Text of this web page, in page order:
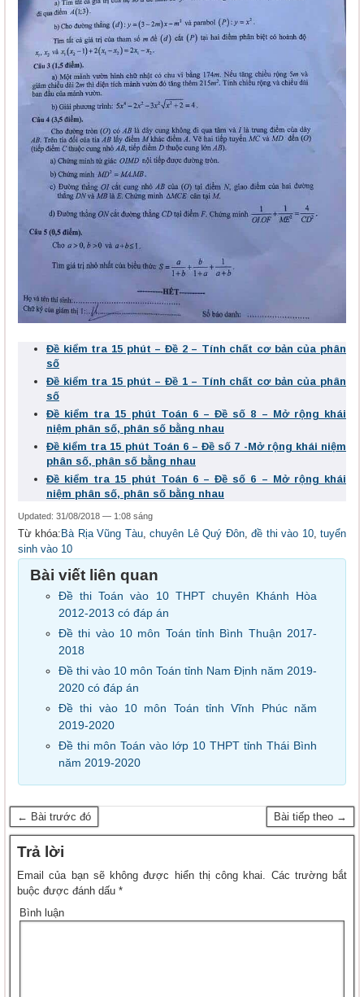
Đề kiểm tra 15 phút – Đề 2 – Tính chất cơ bản của phân
số
Đề kiểm tra 15 phút – Đề 1 – Tính chất cơ bản của phân
số
Đề kiểm tra 15 phút Toán 6 – Đề số 8 – Mở rộng khái
niệm phân số, phân số bằng nhau
Đề kiểm tra 15 phút Toán 6 – Đề số 7 -Mở rộng khái niệm
phân số, phân số bằng nhau
Đề kiểm tra 15 phút Toán 6 – Đề số 6 – Mở rộng khái
niệm phân số, phân số bằng nhau
Updated: 31/08/2018 — 1:08 sáng
Từ khóa: Bà Rịa Vũng Tàu,chuyên Lê Quý Đôn,đề thi vào 10,tuyển
sinh vào 10
Bài viết liên quan
Đề thi Toán vào 10 THPT chuyên Khánh Hòa
2012-2013 có đáp án
Đề thi vào 10 môn Toán tỉnh Bình Thuận 2017-
2018
Đề thi vào 10 môn Toán tỉnh Nam Định năm 2019-
2020 có đáp án
Đề thi vào 10 môn Toán tỉnh Vĩnh Phúc năm
2019-2020
Đề thi môn Toán vào lớp 10 THPT tỉnh Thái Bình
năm 2019-2020
← Bài trước đó Bài tiếp theo →
Trả lời
Email của bạn sẽ không được hiển thị công khai. Các trường bắt
buộc được đánh dấu *
Bình luận